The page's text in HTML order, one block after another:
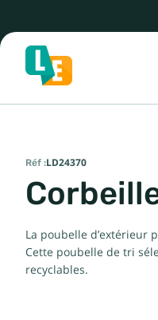
Réf :LD24370
La poubelle d’extérieur
Cette poubelle de tri
recyclables.